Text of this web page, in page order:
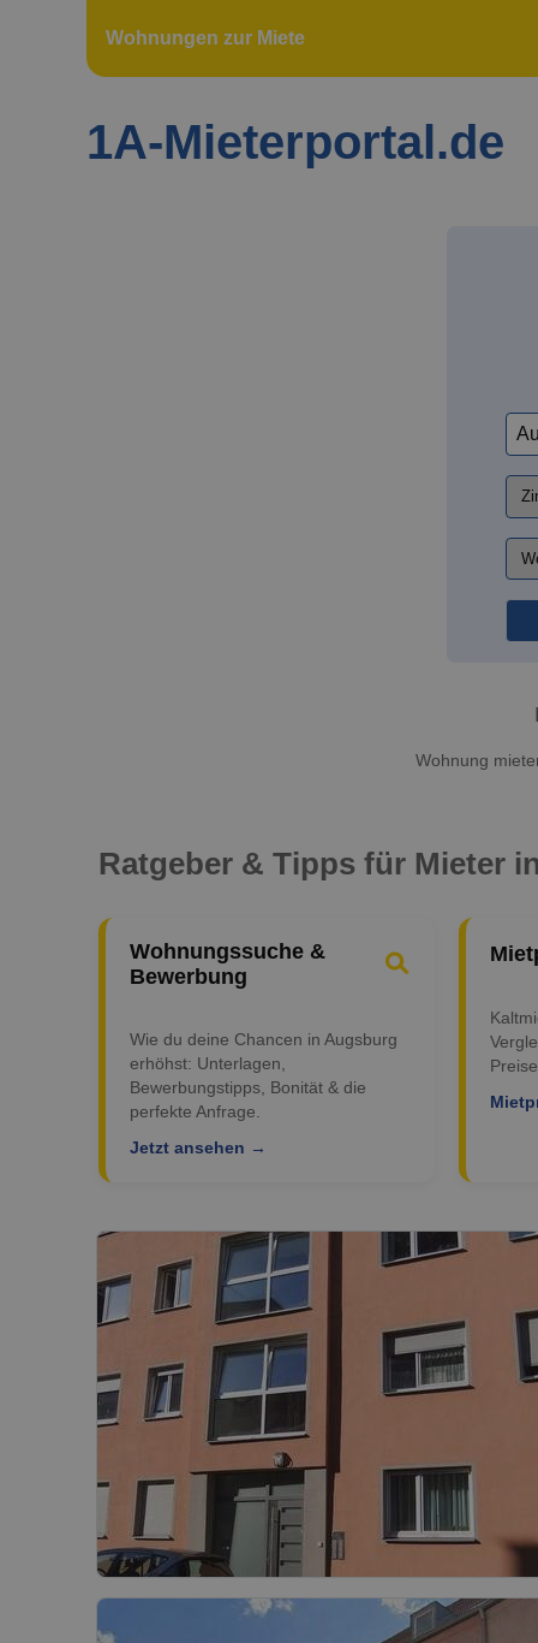
Wohnungen zur Miete
1A-Mieterportal.de
Wohnung
Ratgeber & Tipps für Mieter
Wohnungssuche &
Bewerbung
Wie du deine Chancen in Augsburg
erhöhst: Unterlagen,
Bewerbungstipps, Bonität & die
perfekte Anfrage.
Jetzt ansehen →